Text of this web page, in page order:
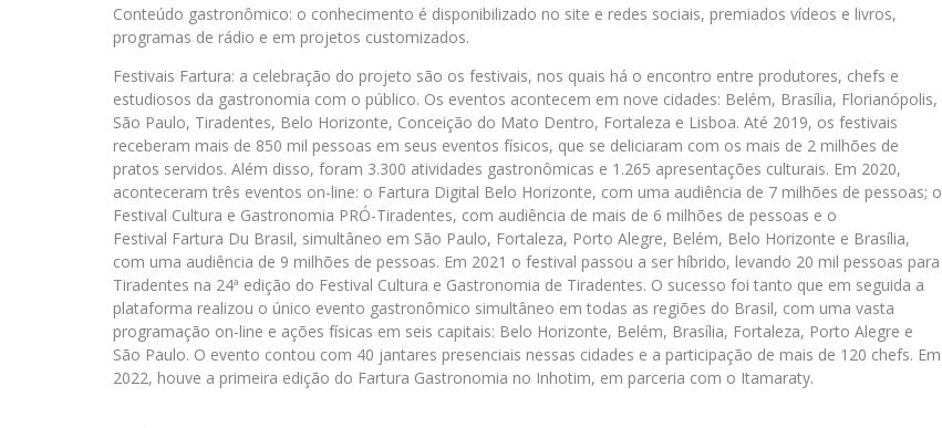
Conteúdo gastronômico: o conhecimento é disponibilizado no site e redes sociais, premiados vídeos e livros,
programas de rádio e em projetos customizados.
Festivais Fartura: a celebração do projeto são os festivais, nos quais há o encontro entre produtores, chefs e
estudiosos da gastronomia com o público. Os eventos acontecem em nove cidades: Belém, Brasília, Florianópolis,
São Paulo, Tiradentes, Belo Horizonte, Conceição do Mato Dentro, Fortaleza e Lisboa. Até 2019, os festivais
receberam mais de 850 mil pessoas em seus eventos físicos, que se deliciaram com os mais de 2 milhões de
pratos servidos. Além disso, foram 3.300 atividades gastronômicas e 1.265 apresentações culturais. Em 2020,
aconteceram três eventos on-line: o Fartura Digital Belo Horizonte, com uma audiência de 7 milhões de pessoas; o
Festival Cultura e Gastronomia PRÓ-Tiradentes, com audiência de mais de 6 milhões de pessoas e o
Festival Fartura Du Brasil, simultâneo em São Paulo, Fortaleza, Porto Alegre, Belém, Belo Horizonte e Brasília,
com uma audiência de 9 milhões de pessoas. Em 2021 o festival passou a ser híbrido, levando 20 mil pessoas para
Tiradentes na 24ª edição do Festival Cultura e Gastronomia de Tiradentes. O sucesso foi tanto que em seguida a
plataforma realizou o único evento gastronômico simultâneo em todas as regiões do Brasil, com uma vasta
programação on-line e ações físicas em seis capitais: Belo Horizonte, Belém, Brasília, Fortaleza, Porto Alegre e
São Paulo. O evento contou com 40 jantares presenciais nessas cidades e a participação de mais de 120 chefs. Em
2022, houve a primeira edição do Fartura Gastronomia no Inhotim, em parceria com o Itamaraty.